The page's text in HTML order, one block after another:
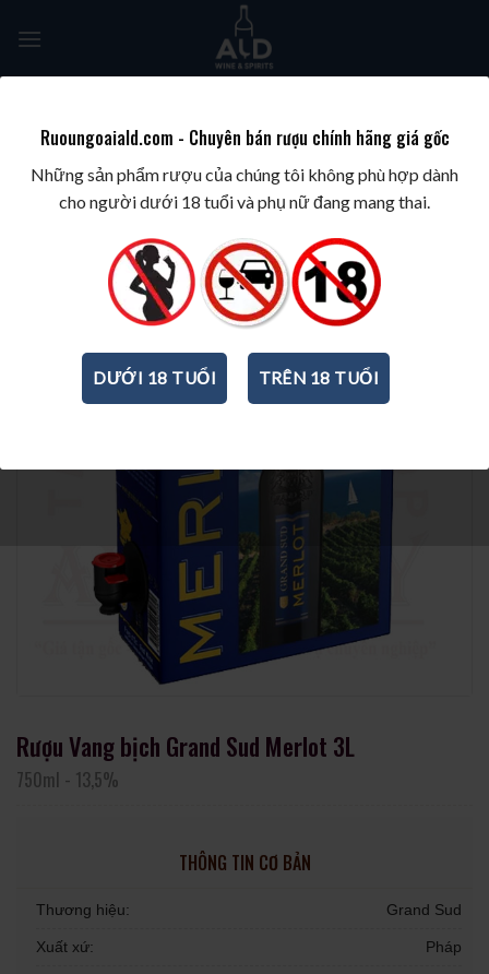
TRANG CHỦ / WINE/BIA/SAKE/SOJU / VANG BỊCH
Rượu Vang bịch Grand Sud Merlot 3L
750ml - 13,5%
THÔNG TIN CƠ BẢN
Thương hiệu: Grand Sud
Xuất xứ: Pháp
Ruoungoaiald.com - Chuyên bán rượu chính hãng giá gốc
Những sản phẩm rượu của chúng tôi không phù hợp dành
cho người dưới 18 tuổi và phụ nữ đang mang thai.
DƯỚI 18 TUỔI TRÊN 18 TUỔI